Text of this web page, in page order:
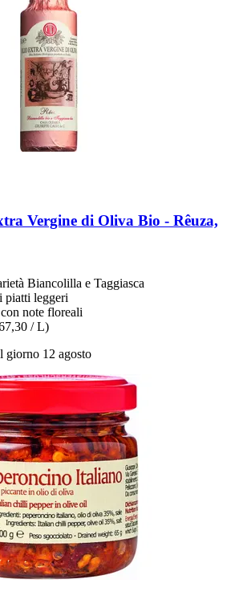
Vergine di Oliva Bio -​ Rêuza,
Biancolilla e Taggiasca
piatti leggeri
note floreali
/ L)
giorno 12 agosto